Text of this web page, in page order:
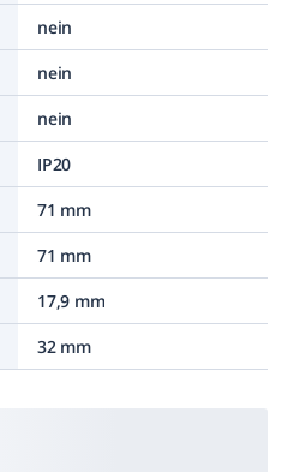
nein
nein
nein
IP20
71 mm
71 mm
17,9 mm
32 mm